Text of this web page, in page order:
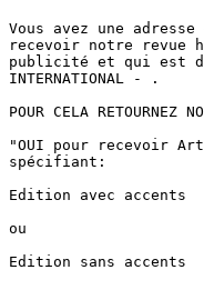
Vous avez une
recevoir notre revue
publicité et qui est
INTERNATIONAL - .
POUR CELA RETOURNEZ
"OUI pour recevoir
spécifiant:
Edition avec accents
ou
Edition sans accents